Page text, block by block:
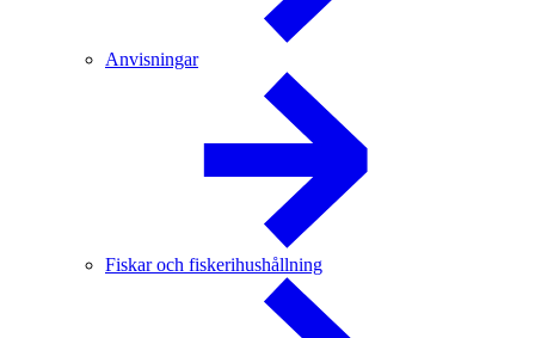
Anvisningar
Fiskar och fiskerihushållning